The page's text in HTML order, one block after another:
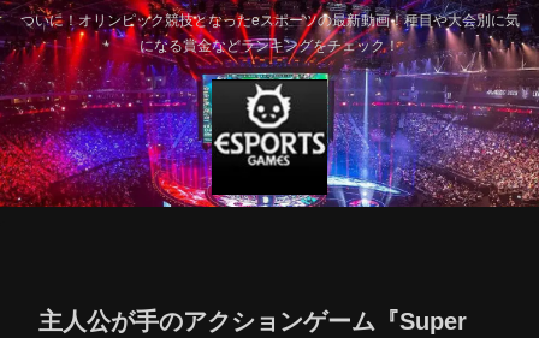
ついに！オリンピック競技となったeスポーツの最新動画！種目や大会別に気
になる賞金などランキングをチェック！
主人公が手のアクションゲーム『Super